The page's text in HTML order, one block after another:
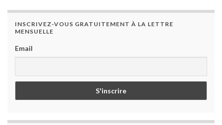
INSCRIVEZ-VOUS GRATUITEMENT À LA LETTRE
MENSUELLE
Email